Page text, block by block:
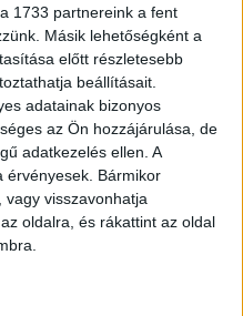
1733 partnereink a fent
Másik lehetőségként a
előtt részletesebb
beállításait.
adatainak bizonyos
az Ön hozzájárulása, de
adatkezelés ellen. A
érvényesek. Bármikor
visszavonhatja
oldalra, és rákattint az oldal